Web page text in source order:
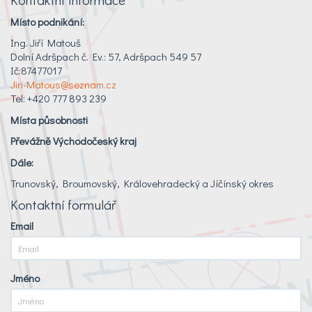
Místo podnikání:
Ing. Jiří Matouš
Dolní Adršpach č. Ev.: 57, Adršpach 549 57
Ič:87477017
Jiri-Matous@seznam.cz
Tel: +420 777 893 239
Místa působnosti
Převážně Východočeský kraj
Dále:
Trunovský, Broumovský, Královehradecký a Jíčínský okres
Kontaktní formulář
Email
Jméno